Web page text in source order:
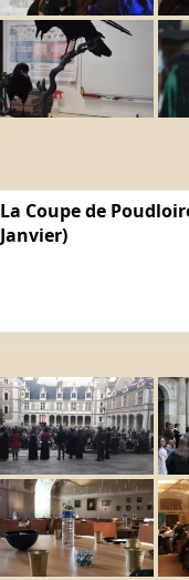
La Coupe de
Janvier)